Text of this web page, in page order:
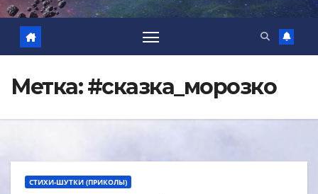
Метка:#сказка_морозко
СТИХИ-ШУТКИ (ПРИКОЛЫ)